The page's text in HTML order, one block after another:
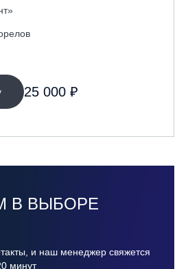
25 000 ₽
В ВЫБОРЕ
и наш менеджер свяжется
минут